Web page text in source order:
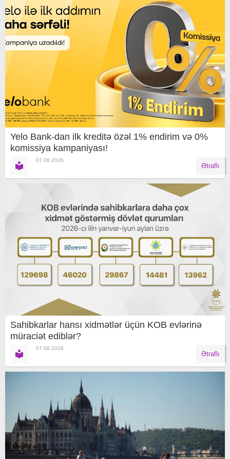
Yelo Bank-dan ilk kreditə özəl 1% endirim və 0%
komissiya kampaniyası!
07.08.2026
Ətraflı
Sahibkarlar hansı xidmətlər üçün KOB evlərinə
müraciət ediblər?
07.08.2026
Ətraflı